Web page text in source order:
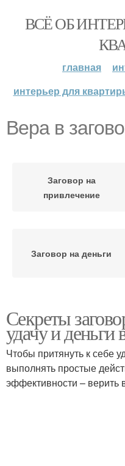
ВСЁ ОБ
главная
интерьер для
Вера в
Заговор на
привлечение
Заговор на деньги
Сильные заговоры
Древний заговор
Секреты
удачу и
Чтобы притянуть к себе
выполнять простые
эффективности – верить